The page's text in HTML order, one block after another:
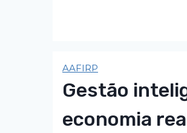
AAFIRP
Gestão
economia